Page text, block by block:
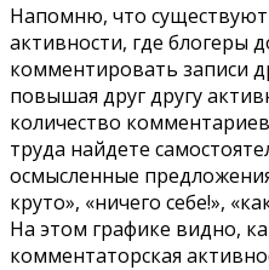
Напомню, что
активности, где блогеры
комментировать записи
повышая друг другу
количество
труда найдете
осмысленные
круто», «ничего себе!»,
На этом графике видно,
комментаторская